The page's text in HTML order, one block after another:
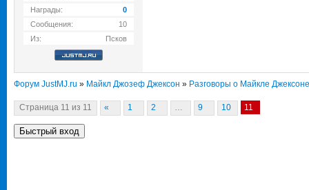
Награды:
0
Сообщения:
10
Из:
Псков
Форум JustMJ.ru » Майкл Джозеф Джексон » Разговоры о Майкле Джексоне
Страница 11 из 11 « 1 2 … 9 10 11